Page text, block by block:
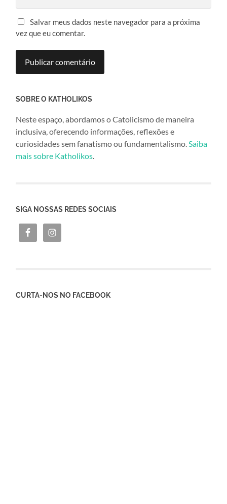
Salvar meus dados neste navegador para a próxima
vez que eu comentar.
SOBRE O KATHOLIKOS
Neste espaço, abordamos o Catolicismo de maneira
inclusiva, oferecendo informações, reflexões e
curiosidades sem fanatismo ou fundamentalismo.Saiba
mais sobre Katholikos.
SIGA NOSSAS REDES SOCIAIS
CURTA-NOS NO FACEBOOK